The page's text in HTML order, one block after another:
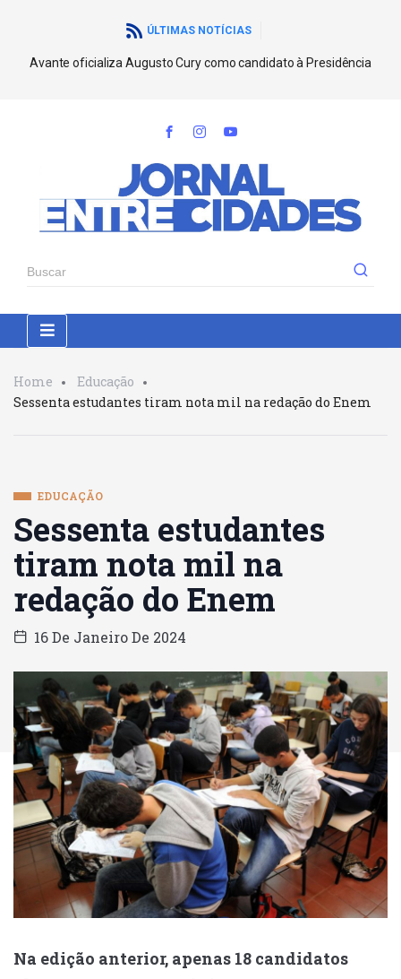
ÚLTIMAS NOTÍCIAS
Avante oficializa Augusto Cury como candidato à Presidência
Home
Educação
Sessenta estudantes tiram nota mil na redação do Enem
EDUCAÇÃO
Sessenta estudantes
tiram nota mil na
redação do Enem
16 De Janeiro De 2024
Na edição anterior, apenas 18 candidatos